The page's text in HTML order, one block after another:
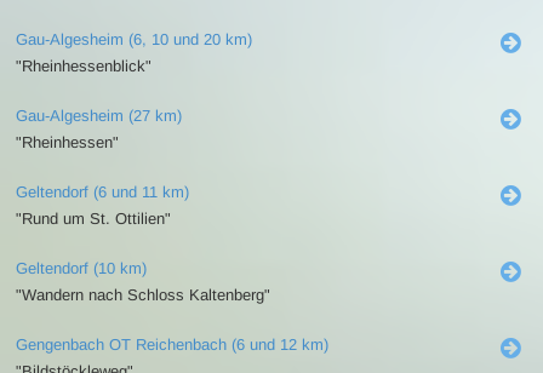
Gau-Algesheim (6, 10 und 20 km)
"Rheinhessenblick"
Gau-Algesheim (27 km)
"Rheinhessen"
Geltendorf (6 und 11 km)
"Rund um St. Ottilien"
Geltendorf (10 km)
"Wandern nach Schloss Kaltenberg"
Gengenbach OT Reichenbach (6 und 12 km)